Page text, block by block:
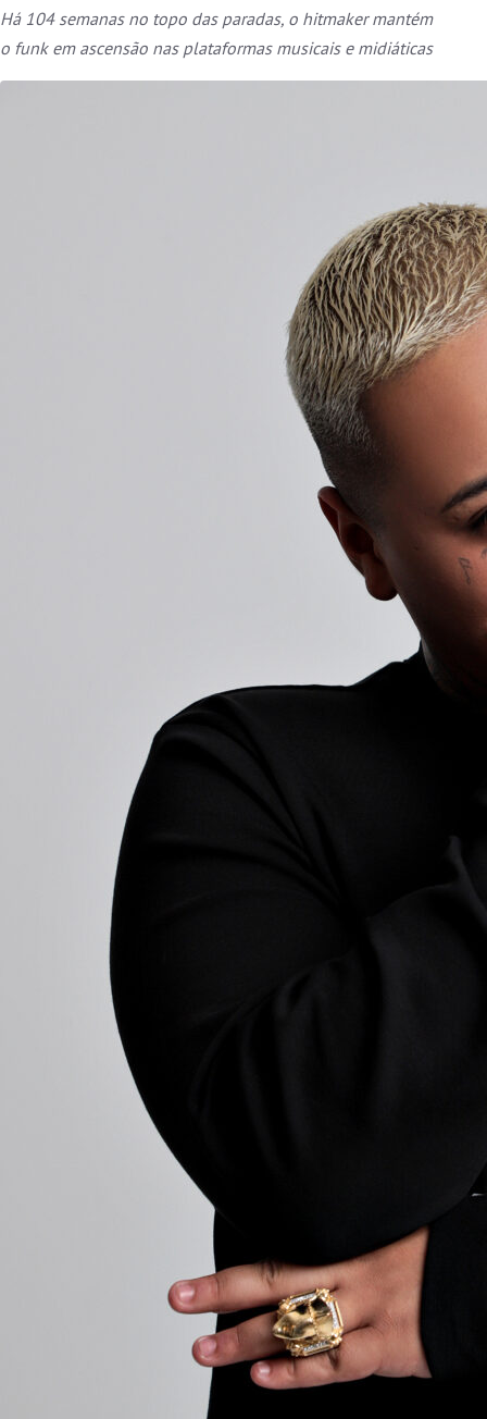
Há 104 semanas no topo das paradas, o hitmaker mantém
o funk em ascensão nas plataformas musicais e midiáticas